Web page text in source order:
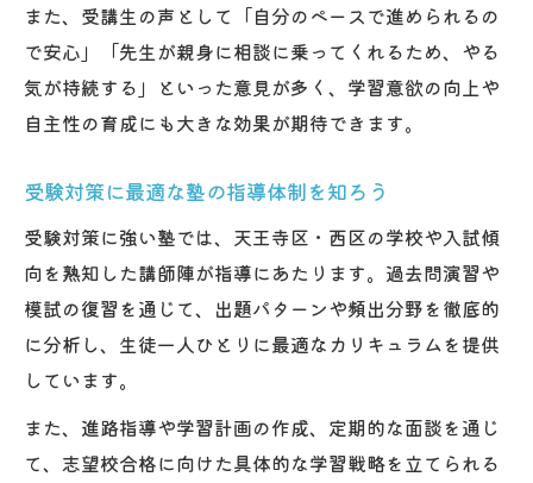
また、受講生の声として「自分のペースで進められるの
で安心」「先生が親身に相談に乗ってくれるため、やる
気が持続する」といった意見が多く、学習意欲の向上や
自主性の育成にも大きな効果が期待できます。
受験対策に最適な塾の指導体制を知ろう
受験対策に強い塾では、天王寺区・西区の学校や入試傾
向を熟知した講師陣が指導にあたります。過去問演習や
模試の復習を通じて、出題パターンや頻出分野を徹底的
に分析し、生徒一人ひとりに最適なカリキュラムを提供
しています。
また、進路指導や学習計画の作成、定期的な面談を通じ
て、志望校合格に向けた具体的な学習戦略を立てられる